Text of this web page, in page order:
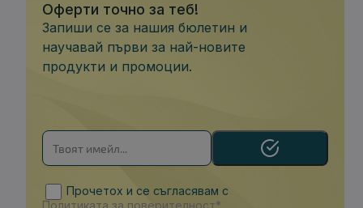
Оферти точно за теб!
Запиши се за нашия бюлетин и
научавай първи за най-новите
продукти и промоции.
Прочетох и се съгласявам с